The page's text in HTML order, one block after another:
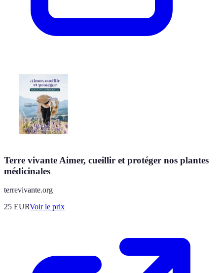
Terre vivante Aimer, cueillir et protéger nos plantes
médicinales
terrevivante.org
25 EURVoir le prix